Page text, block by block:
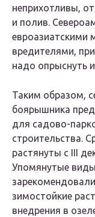
неприхотливы,
и полив.
евроазиатскими
вредителями,
надо опрыснуть
Таким образом,
боярышника
для садово-
строительства.
растянуты с III
Упомянутые
зимостойкие
внедрения в